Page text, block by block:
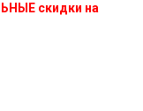
скидки на